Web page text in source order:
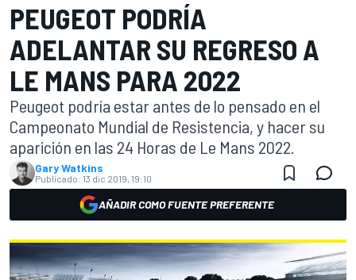
PEUGEOT PODRÍA
ADELANTAR SU REGRESO A
LE MANS PARA 2022
Peugeot podría estar antes de lo pensado en el
Campeonato Mundial de Resistencia, y hacer su
aparición en las 24 Horas de Le Mans 2022.
Gary Watkins
Publicado: 13 dic 2019, 19:10
AÑADIR COMO FUENTE PREFERENTE